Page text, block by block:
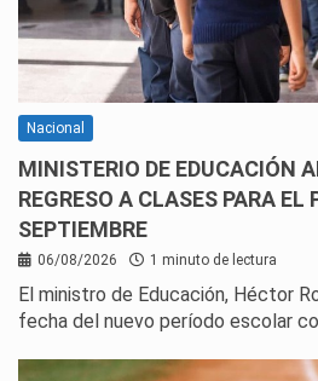
Nacional
MINISTERIO DE EDUCACIÓN
REGRESO A CLASES PARA EL
SEPTIEMBRE
06/08/2026 1 minuto de lectura
El ministro de Educación, Héctor
fecha del nuevo período escolar